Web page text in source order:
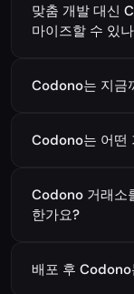
맞춤 개발 대신
마이즈할 수 있
Codono는 지금
Codono는 어떤
Codono 거래소
한가요?
배포 후 Codono